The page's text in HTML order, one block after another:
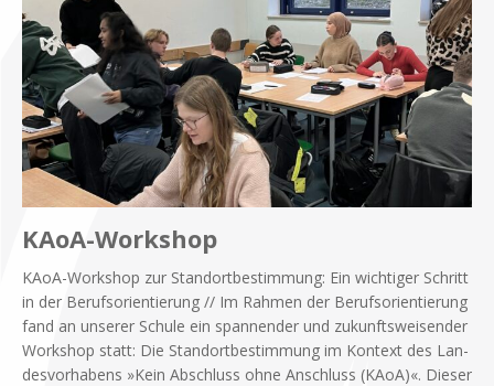
KAoA-Workshop
KAoA-Work­­shop zur Stand­ort­be­stim­mung: Ein wich­ti­ger Schritt
in der Be­rufs­ori­en­tie­rung // Im Rah­men der Be­rufs­ori­en­tie­rung
fand an un­se­rer Schu­le ein span­nen­der und zu­kunfts­wei­sen­der
Work­shop statt: Die Stand­ort­be­stim­mung im Kon­text des Lan­
des­vor­ha­bens »Kein Ab­schluss ohne An­schluss (KAoA)«. Die­ser